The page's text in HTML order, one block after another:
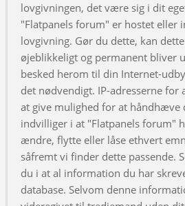
lovgivningen, det være sig i dit
"Flatpanels forum" er hostet eller
lovgivning. Gør du dette, kan
øjeblikkeligt og permanent bliver
besked herom til din Internet-
det nødvendigt. IP-adresserne
at give mulighed for at håndhæve
indvilliger i at "Flatpanels forum"
ændre, flytte eller låse ethvert
såfremt vi finder dette passende.
du i at al information du har
database. Selvom denne